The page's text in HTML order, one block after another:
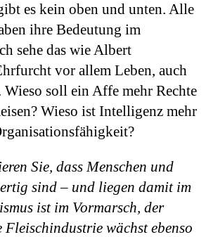
es kein oben und unten. Alle
ihre Bedeutung im
sehe das wie Albert
vor allem Leben, auch
Wieso soll ein Affe mehr Rechte
Wieso ist Intelligenz mehr
Sie, dass Menschen und
sind – und liegen damit im
ist im Vormarsch, der
wächst ebenso